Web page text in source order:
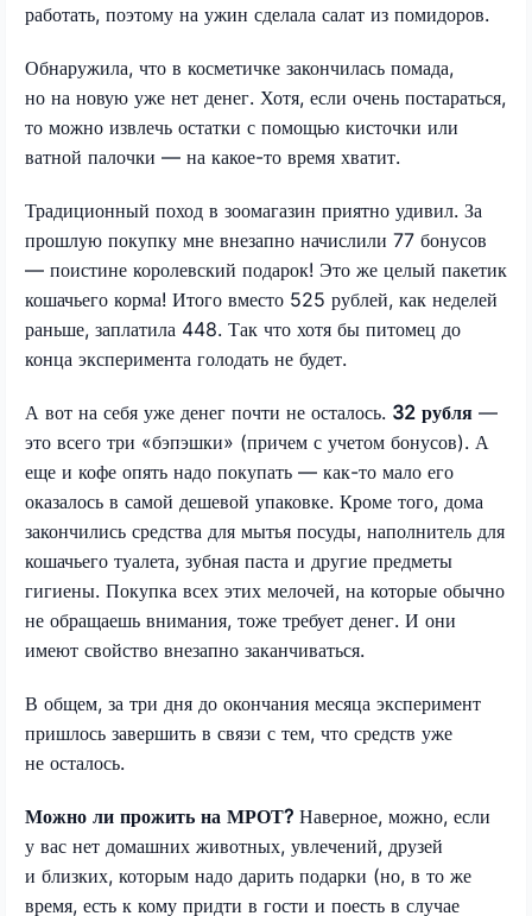
работать, поэтому на ужин сделала салат из помидоров.
Обнаружила, что в косметичке закончилась помада,
но на новую уже нет денег. Хотя, если очень постараться,
то можно извлечь остатки с помощью кисточки или
ватной палочки — на какое-то время хватит.
Традиционный поход в зоомагазин приятно удивил. За
прошлую покупку мне внезапно начислили 77 бонусов
— поистине королевский подарок! Это же целый пакетик
кошачьего корма! Итого вместо 525 рублей, как неделей
раньше, заплатила 448. Так что хотя бы питомец до
конца эксперимента голодать не будет.
А вот на себя уже денег почти не осталось. 32 рубля —
это всего три «бэпэшки» (причем с учетом бонусов). А
еще и кофе опять надо покупать — как-то мало его
оказалось в самой дешевой упаковке. Кроме того, дома
закончились средства для мытья посуды, наполнитель для
кошачьего туалета, зубная паста и другие предметы
гигиены. Покупка всех этих мелочей, на которые обычно
не обращаешь внимания, тоже требует денег. И они
имеют свойство внезапно заканчиваться.
В общем, за три дня до окончания месяца эксперимент
пришлось завершить в связи с тем, что средств уже
не осталось.
Можно ли прожить на МРОТ? Наверное, можно, если
у вас нет домашних животных, увлечений, друзей
и близких, которым надо дарить подарки (но, в то же
время, есть к кому придти в гости и поесть в случае